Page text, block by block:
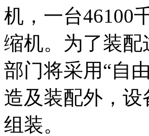
机，一台46100
缩机。为了装
部门将采用“自
造及装配外，
组装。